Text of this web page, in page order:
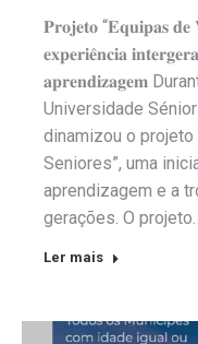
𝐏𝐫𝐨𝐣𝐞𝐭𝐨 “𝐄𝐪𝐮𝐢𝐩𝐚𝐬
𝐞𝐱𝐩𝐞𝐫𝐢𝐞̂𝐧𝐜𝐢𝐚
𝐚𝐩𝐫𝐞𝐧𝐝𝐢𝐳𝐚𝐠𝐞𝐦
Universidade
dinamizou o projeto
Seniores”, uma
aprendizagem e a
gerações. O
Ler mais